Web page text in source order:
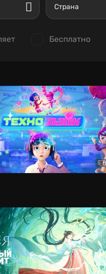
Страна
Бесплатно